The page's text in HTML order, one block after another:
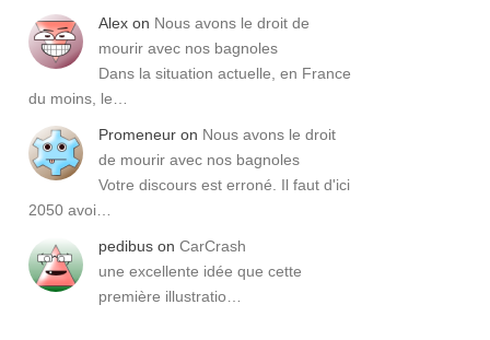
Alex on Nous avons le droit de
mourir avec nos bagnoles
Dans la situation actuelle, en France
du moins, le…
Promeneur on Nous avons le droit
de mourir avec nos bagnoles
Votre discours est erroné. Il faut d'ici
2050 avoi…
pedibus on CarCrash
une excellente idée que cette
première illustratio…